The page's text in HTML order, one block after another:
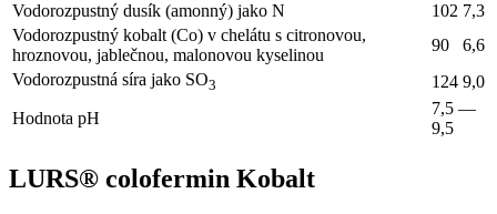
Vodorozpustný dusík (amonný) jako N
102 7,3
Vodorozpustný kobalt (Co) v chelátu s citronovou,
hroznovou, jablečnou, malonovou kyselinou
90
6,6
Vodorozpustná síra jako SO3 124 9,0
Hodnota pH
7,5 —
9,5
LURS® colofermin Kobalt